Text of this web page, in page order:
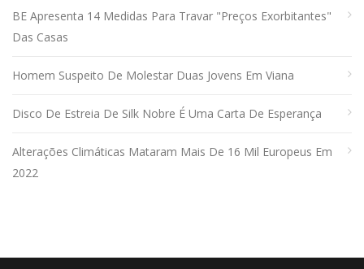
BE Apresenta 14 Medidas Para Travar "preços Exorbitantes"
Das Casas
Homem Suspeito De Molestar Duas Jovens Em Viana
Disco De Estreia De Silk Nobre É Uma Carta De Esperança
Alterações Climáticas Mataram Mais De 16 Mil Europeus Em
2022